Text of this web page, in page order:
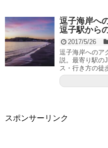
逗子海岸へ
逗子駅から
2017/5/26
逗子海岸へのア
説。最寄り駅の
ス・行き方の徒
スポンサーリンク